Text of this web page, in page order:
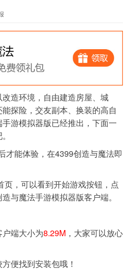
展开
造环境，自由建造房屋、城
探险，交友副本、换装的高自
游模拟器版已经推出，下面一
才能体验，在4399创造与魔法即
页，可以看到开始游戏按钮，点
与魔法手游模拟器版客户端。
端大小为8.29M ，大家可以放心
方便找到安装包哦！